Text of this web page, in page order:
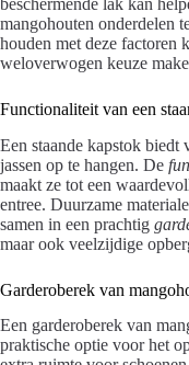
mangohouten onderdelen
houden met deze factoren
weloverwogen keuze
Functionaliteit van een
Een staande kapstok biedt
jassen op te hangen. De
maakt ze tot een
entree. Duurzame
samen in een prachtig
maar ook veelzijdige
Garderoberek van
Een garderoberek van
praktische optie voor het